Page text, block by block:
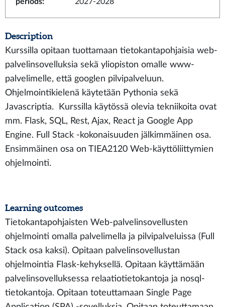
Description
Kurssilla opitaan tuottamaan tietokantapohjaisia web-
palvelinsovelluksia sekä yliopiston omalle www-
palvelimelle, että googlen pilvipalveluun.
Ohjelmointikielenä käytetään Pythonia sekä
Javascriptia. Kurssilla käytössä olevia tekniikoita ovat
mm. Flask, SQL, Rest, Ajax, React ja Google App
Engine. Full Stack -kokonaisuuden jälkimmäinen osa.
Ensimmäinen osa on TIEA2120 Web-käyttöliittymien
ohjelmointi.
Learning outcomes
Tietokantapohjaisten Web-palvelinsovellusten
ohjelmointi omalla palvelimella ja pilvipalveluissa (Full
Stack osa kaksi). Opitaan palvelinsovellustan
ohjelmointia Flask-kehyksellä. Opitaan käyttämään
palvelinsovelluksessa relaatiotietokantoja ja nosql-
tietokantoja. Opitaan toteuttamaan Single Page